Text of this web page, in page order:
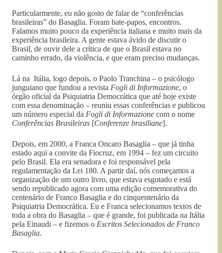
Particularmente, eu não gosto de falar de “conferências
brasileiras” do Basaglia. Foram bate-papos, encontros.
Falamos muito pouco da experiência italiana e muito mais da
experiência brasileira. A gente estava ávido de discutir o
Brasil, de ouvir dele a crítica de que o Brasil estava no
caminho errado, da violência, e que eram preciso mudanças.
Lá na Itália, logo depois, o Paolo Tranchina – o psicólogo
junguiano que fundou a revista Fogli di Informazione, o
órgão oficial da Psiquiatria Democrática que até hoje existe
com essa denominação – reuniu essas conferências e publicou
um número especial da Fogli di Informazione com o nome
Conferências Brasileiras [Conferenze brasiliane].
Depois, em 2000, a Franca Oncaro Basaglia – que já tinha
estado aqui a convite da Fiocruz, em 1994 – fez um circuito
pelo Brasil. Ela era senadora e foi responsável pela
regulamentação da Lei 180. A partir daí, nós começamos a
organização de um outro livro, que estava esgotado e está
sendo republicado agora com uma edição comemorativa do
centenário de Franco Basaglia e do cinquentenário da
Psiquiatria Democrática. Eu e Franca selecionamos textos de
toda a obra do Basaglia – que é grande, foi publicada na Itália
pela Einaudi – e fizemos o Escritos Selecionados de Franco
Basaglia.